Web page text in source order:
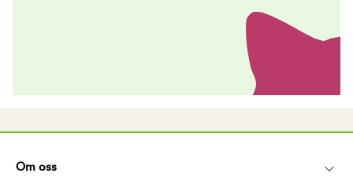
Om oss